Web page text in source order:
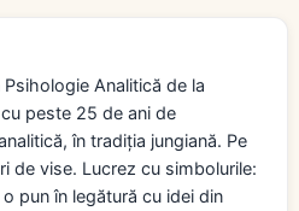
Analitică de la
peste 25 de ani de
în tradiția jungiană. Pe
de vise. Lucrez cu simbolurile:
pun în legătură cu idei din